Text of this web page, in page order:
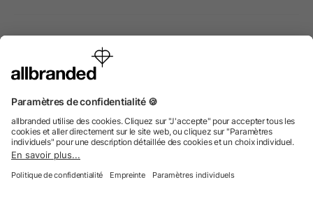
International
Nous commercialisons nos objets publicitaires et articles